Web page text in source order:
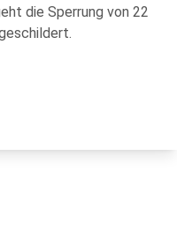
die Sperrung von 22